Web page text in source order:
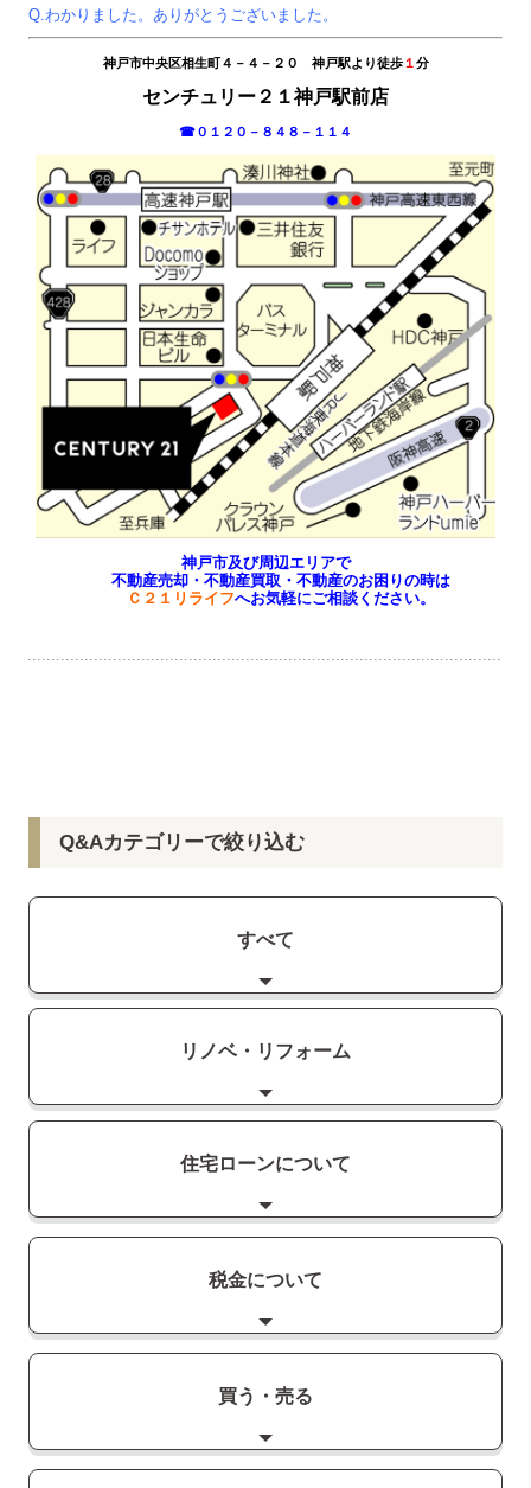
Q.わかりました。ありがとうございました。
神戸市中央区相生町４－４－２０　神戸駅より徒歩１ 分
センチュリー２１神戸駅前店
☎０１２０－８４８－１１４
神戸市及び周辺エリアで
不動産売却・不動産買取・不動産のお困りの時は
Ｃ２１リライフへお気軽にご相談ください。
Q&Aカテゴリーで絞り込む
すべて
リノベ・リフォーム
住宅ローンについて
税金について
買う・売る